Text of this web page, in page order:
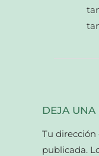
DEJA UNA
Tu dirección
publicada.